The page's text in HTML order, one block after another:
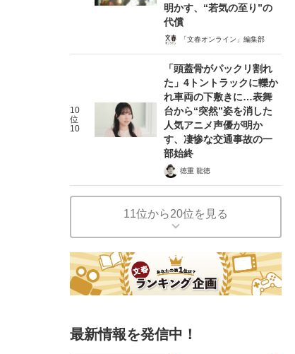
明かす、“若気の至り”の
代償
「文春オンライン」編集部
10
位
10
「頭蓋骨がパックリ割れ
た」4トントラックに轢か
れ車両の下敷きに…表舞
台から“突然”姿を消した
人気アニメ声優が明か
す、凄惨な交通事故の一
部始終
徳重 龍徳
11位から20位を見る
最新情報を発信中！